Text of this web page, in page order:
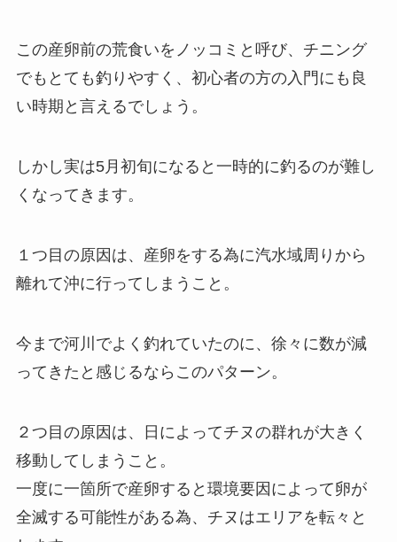
この産卵前の荒食いをノッコミと呼び、チニング
でもとても釣りやすく、初心者の方の入門にも良
い時期と言えるでしょう。
しかし実は5月初旬になると一時的に釣るのが難し
くなってきます。
１つ目の原因は、産卵をする為に汽水域周りから
離れて沖に行ってしまうこと。
今まで河川でよく釣れていたのに、徐々に数が減
ってきたと感じるならこのパターン。
２つ目の原因は、日によってチヌの群れが大きく
移動してしまうこと。
一度に一箇所で産卵すると環境要因によって卵が
全滅する可能性がある為、チヌはエリアを転々と